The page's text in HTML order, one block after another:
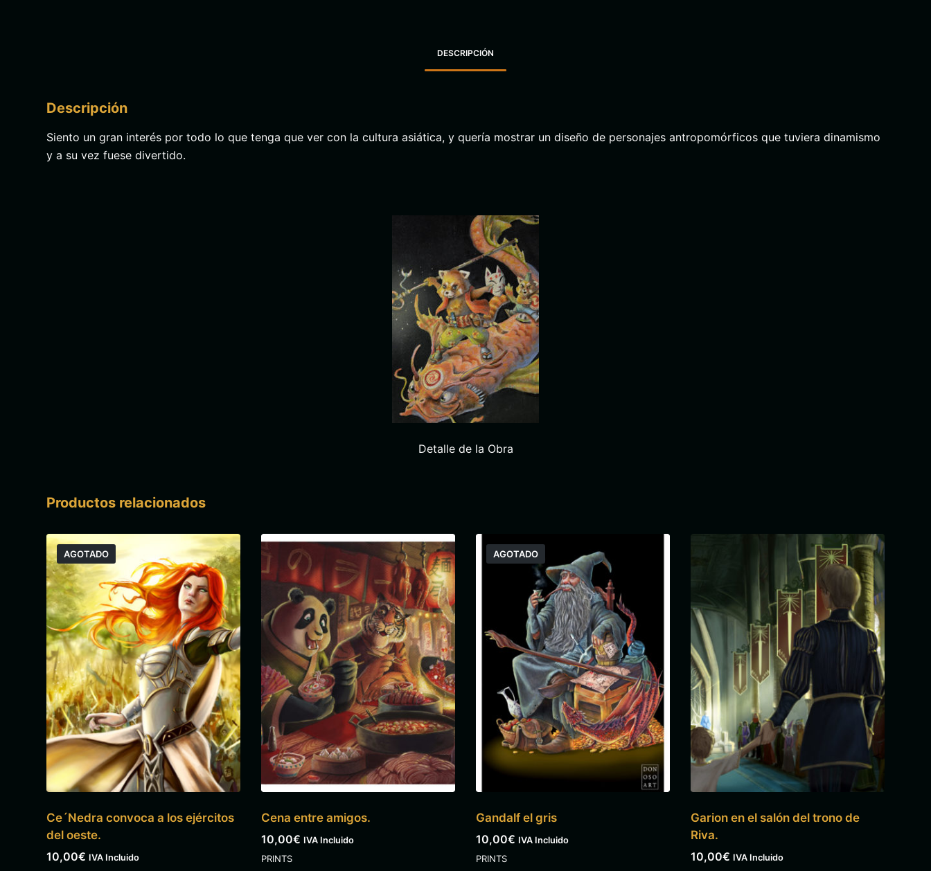
DESCRIPCIÓN
Descripción
Siento un gran interés por todo lo que tenga que ver con la cultura asiática, y quería mostrar un diseño de personajes antropomórficos que tuviera dinamismo
y a su vez fuese divertido.
Detalle de la Obra
Productos relacionados
AGOTADO
Ce´Nedra convoca a los ejércitos
del oeste.
10,00€ IVA Incluido
Cena entre amigos.
10,00€ IVA Incluido
PRINTS
AGOTADO
Gandalf el gris
10,00€ IVA Incluido
PRINTS
Garion en el salón del trono de
Riva.
10,00€ IVA Incluido